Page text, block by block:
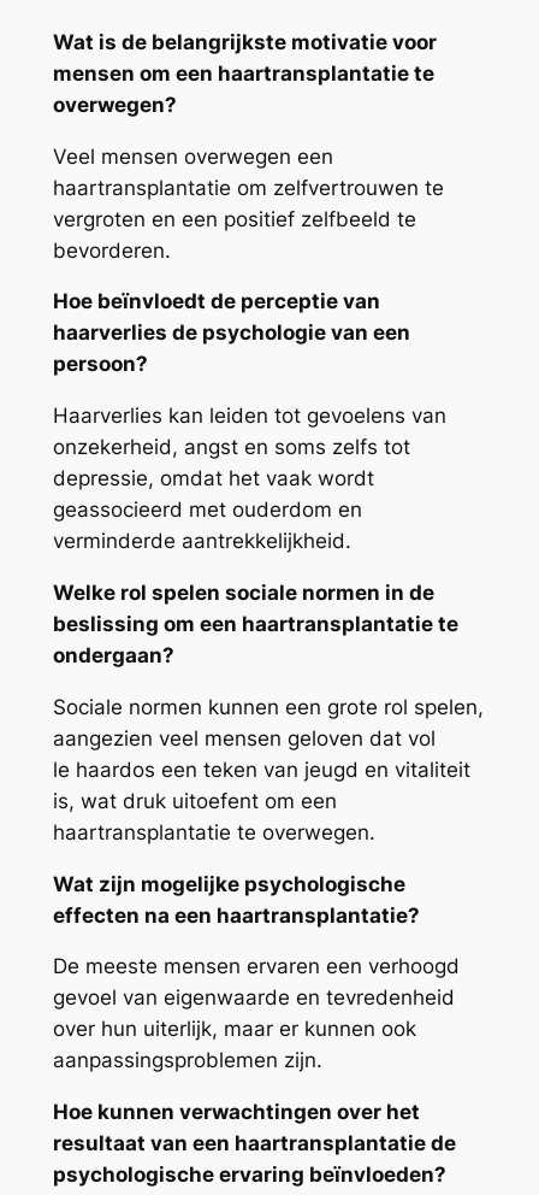
Wat is de belangrijkste motivatie voor
mensen om een haartransplantatie te
overwegen?
Veel mensen overwegen een
haartransplantatie om zelfvertrouwen te
vergroten en een positief zelfbeeld te
bevorderen.
Hoe beïnvloedt de perceptie van
haarverlies de psychologie van een
persoon?
Haarverlies kan leiden tot gevoelens van
onzekerheid, angst en soms zelfs tot
depressie, omdat het vaak wordt
geassocieerd met ouderdom en
verminderde aantrekkelijkheid.
Welke rol spelen sociale normen in de
beslissing om een haartransplantatie te
ondergaan?
Sociale normen kunnen een grote rol spelen,
aangezien veel mensen geloven dat vol
le haardos een teken van jeugd en vitaliteit
is, wat druk uitoefent om een
haartransplantatie te overwegen.
Wat zijn mogelijke psychologische
effecten na een haartransplantatie?
De meeste mensen ervaren een verhoogd
gevoel van eigenwaarde en tevredenheid
over hun uiterlijk, maar er kunnen ook
aanpassingsproblemen zijn.
Hoe kunnen verwachtingen over het
resultaat van een haartransplantatie de
psychologische ervaring beïnvloeden?